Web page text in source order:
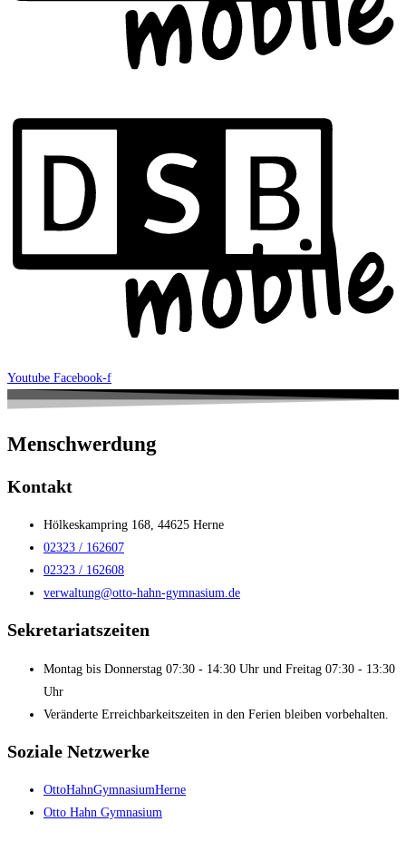
Youtube Facebook-f
Menschwerdung
Kontakt
Hölkeskampring 168, 44625 Herne
02323 / 162607
02323 / 162608
verwaltung@otto-hahn-gymnasium.de
Sekretariatszeiten
Montag bis Donnerstag 07:30 - 14:30 Uhr und Freitag 07:30 - 13:30
Uhr
Veränderte Erreichbarkeitszeiten in den Ferien bleiben vorbehalten.
Soziale Netzwerke
OttoHahnGymnasiumHerne
Otto Hahn Gymnasium